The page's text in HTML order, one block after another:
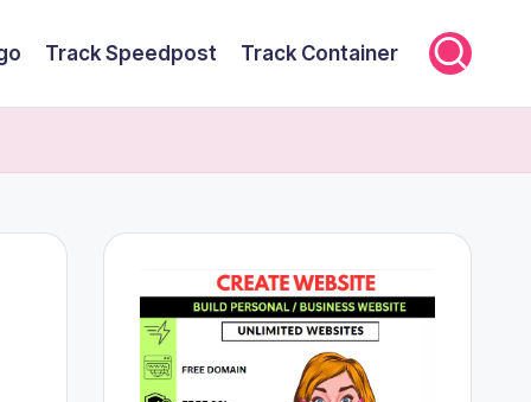
Track Speedpost Track Container